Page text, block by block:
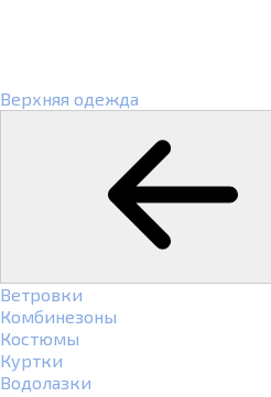
Верхняя одежда
Ветровки
Комбинезоны
Костюмы
Куртки
Водолазки